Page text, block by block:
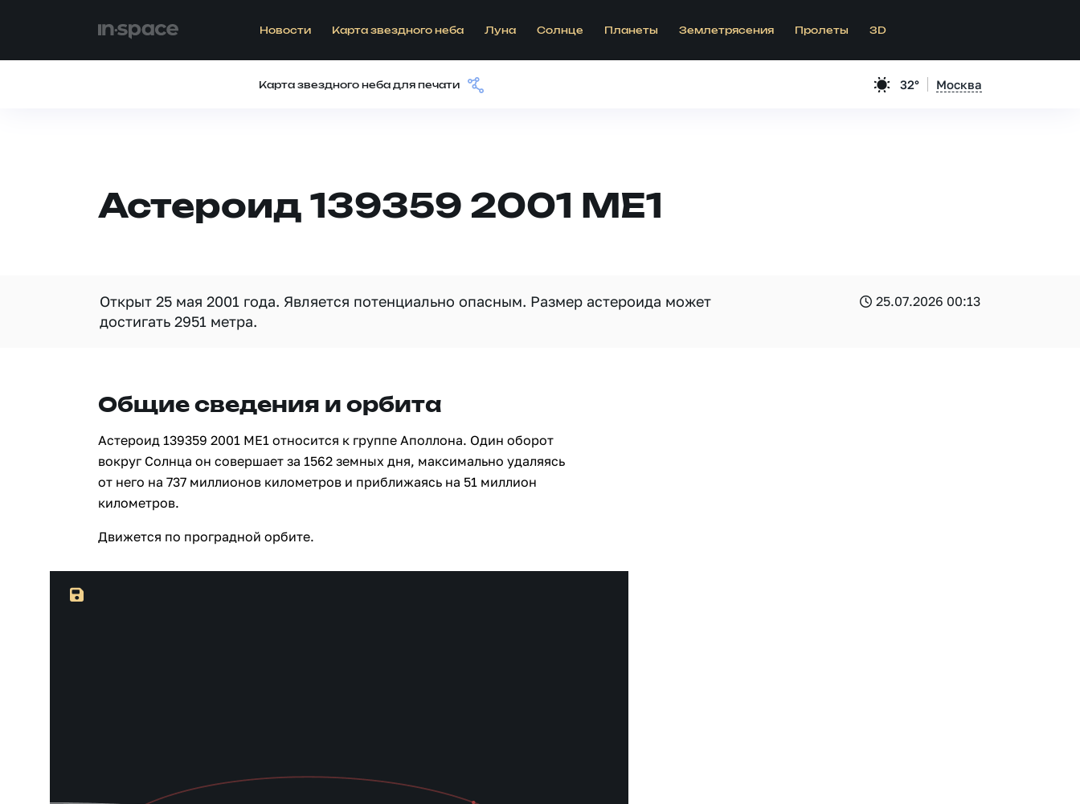
Новости Карта звездного неба Луна Солнце Планеты Землетрясения Пролеты 3D
Карта звездного неба для печати 32° Москва
Астероид 139359 2001 ME1
Открыт 25 мая 2001 года. Является потенциально опасным. Размер астероида может
достигать 2951 метра.
25.07.2026 00:13
Общие сведения и орбита
Астероид 139359 2001 ME1 относится к группе Аполлона. Один оборот
вокруг Солнца он совершает за 1562 земных дня, максимально удаляясь
от него на 737 миллионов километров и приближаясь на 51 миллион
километров.
Движется по проградной орбите.